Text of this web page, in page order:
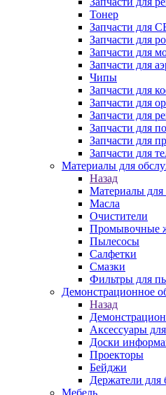
Тонер
Запчасти для
Запчасти для
Запчасти для
Запчасти для
Чипы
Запчасти для
Запчасти для
Запчасти для
Запчасти для
Запчасти для
Запчасти для
Материалы для
Назад
Материалы
Масла
Очистители
Промывочные
Пылесосы
Салфетки
Смазки
Фильтры для
Демонстрационное
Назад
Аксессуары
Доски
Проекторы
Бейджи
Держатели для
Мебель